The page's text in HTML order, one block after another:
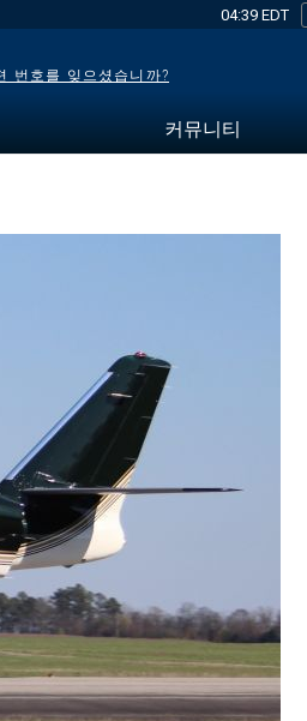
04:39 EDT
번호를 잊으셨습니까?
커뮤니티